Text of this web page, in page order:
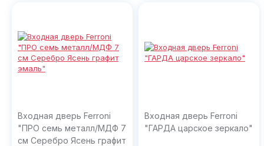
Входная дверь Ferroni
"ПРО семь металл/МДФ 7
см Серебро Ясень графит
Входная дверь Ferroni
"ГАРДА царское зеркало"